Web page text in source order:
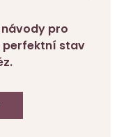
pro
perfektní stav